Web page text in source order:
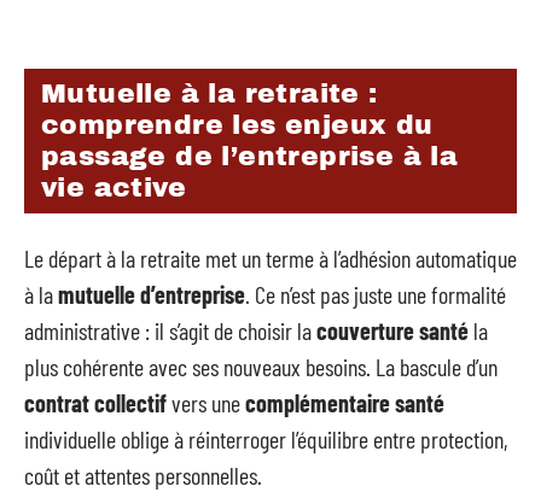
Mutuelle à la retraite :
comprendre les enjeux du
passage de l’entreprise à la
vie active
Le départ à la retraite met un terme à l’adhésion automatique
à lamutuelle d’entreprise. Ce n’est pas juste une formalité
administrative : il s’agit de choisir lacouverture santé la
plus cohérente avec ses nouveaux besoins. La bascule d’un
contrat collectifvers unecomplémentaire santé
individuelle oblige à réinterroger l’équilibre entre protection,
coût et attentes personnelles.